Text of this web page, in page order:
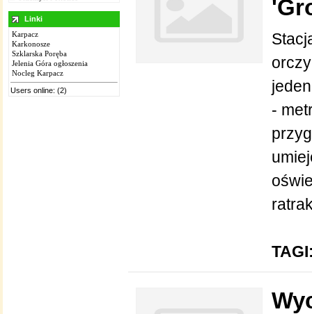
Linki
Karpacz
Karkonosze
Szklarska Poręba
Jelenia Góra ogłoszenia
Nocleg Karpacz
Users online: (2)
-